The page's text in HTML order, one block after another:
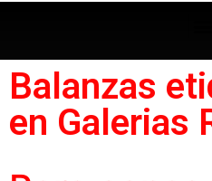
Balanzas
en Galerias